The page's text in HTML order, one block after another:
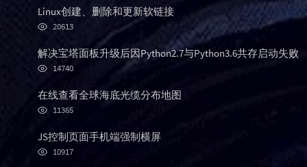
a
r
c
e
s
t
m
n
d
m
Linux创建、删除和更新软链接
浏
次
数:
20613
解决宝塔面板升级后因Python2.7与Python3.6共存启动失败
浏
次
数:
14740
在线查看全球海底光缆分布地图
浏
次
数:
11365
JS控制页面手机端强制横屏
浏
10917